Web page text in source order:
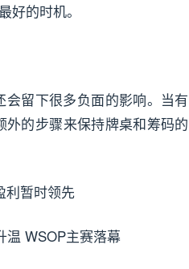
的时机。
留下很多负面的影响。当有
的步骤来保持牌桌和筹码的
利暂时领先